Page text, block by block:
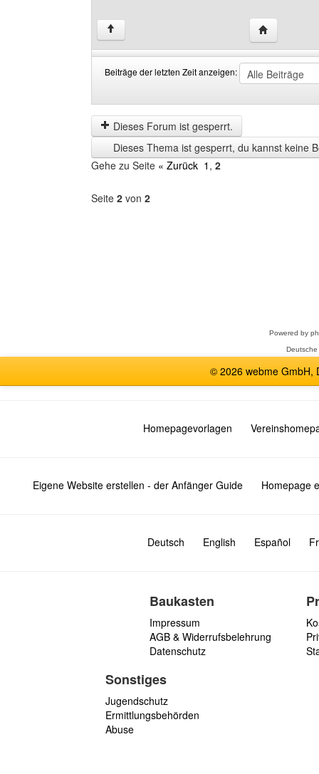
↑ Website
Beiträge der letzten Zeit anzeigen:
der
letzten
Zeit
anzeigen
by
Dieses Forum ist gesperrt.
Dieses Thema ist gesperrt, du kannst keine
Gehe zu Seite « Zurück 1 , 2
Seite 2 von 2
Powered by
© 2026 webme GmbH,
Homepagevorlagen
Eigene Website erstellen - der Anfänger Guide Homepage
Deutsch English Español
Baukasten
Impressum
AGB & Widerrufsbelehrung
Datenschutz
Sonstiges
Jugendschutz
Ermittlungsbehörden
Abuse